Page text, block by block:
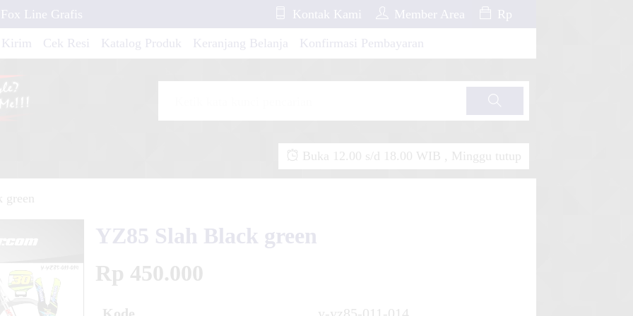
Line Grafis
Fullbody
New FullBody
Gutard 2 Series
Kontak Kami Member Area Rp
Kirim Cek Resi Katalog Produk Keranjang Belanja Konfirmasi Pembayaran
Cari
Buka 12.00 s/d 18.00 WIB , Minggu tutup
green
YZ85 Slah Black green
Rp 450.000